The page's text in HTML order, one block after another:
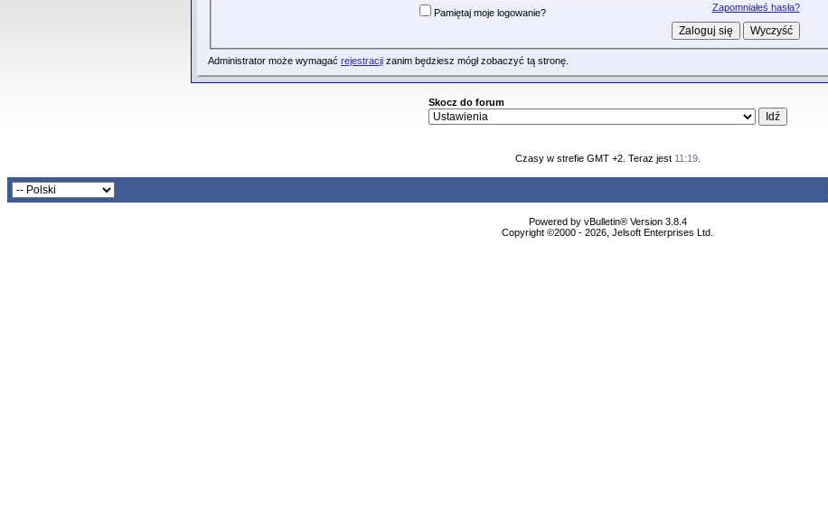
Zapomniałeś hasła?
Pamiętaj moje logowanie?
Administrator może wymagać rejestracji zanim będziesz mógł zobaczyć tą stronę.
Skocz do forum
Czasy w strefie GMT +2. Teraz jest 11:19.
Powered by vBulletin® Version 3.8.4
Copyright ©2000 - 2026, Jelsoft Enterprises Ltd.